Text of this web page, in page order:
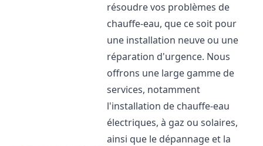
résoudre vos problèmes de
chauffe-eau, que ce soit pour
une installation neuve ou une
réparation d'urgence. Nous
offrons une large gamme de
services, notamment
l'installation de chauffe-eau
électriques, à gaz ou solaires,
ainsi que le dépannage et la